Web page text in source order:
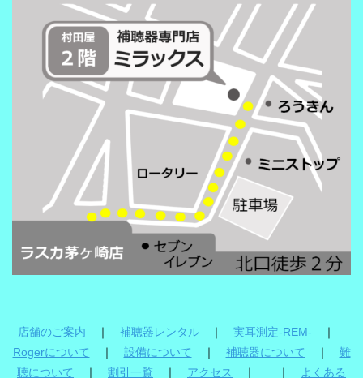
店舗のご案内 ｜ 補聴器レンタル｜ 実耳測定-REM- ｜
Rogerについて ｜ 設備について ｜ 補聴器について ｜ 難
聴について
｜ 割引一覧 ｜ アクセス ｜ ｜ よくある